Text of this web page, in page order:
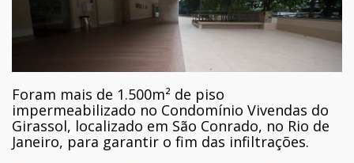
Foram mais de 1.500m² de piso
impermeabilizado no Condomínio Vivendas do
Girassol, localizado em São Conrado, no Rio de
Janeiro, para garantir o fim das infiltrações.